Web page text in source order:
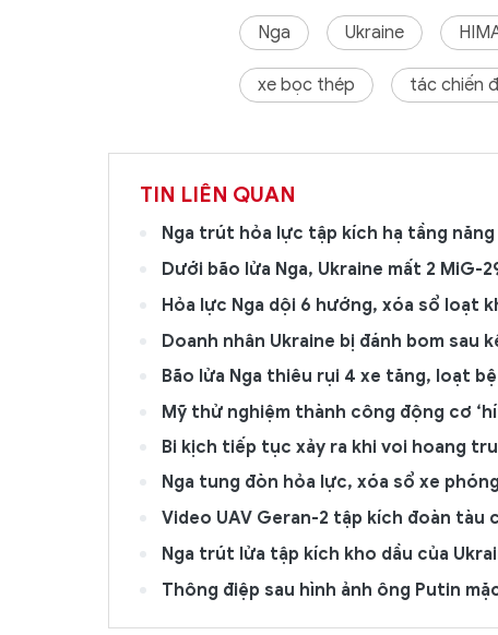
Nga Ukraine
xe bọc thép tác chiến
TIN LIÊN QUAN
Nga trút hỏa lực tập kích hạ tầng
Dưới bão lửa Nga, Ukraine mất 2 MiG-
Hỏa lực Nga dội 6 hướng, xóa sổ loạt
Doanh nhân Ukraine bị đánh bom sau
Bão lửa Nga thiêu rụi 4 xe tăng, loạt
Mỹ thử nghiệm thành công động cơ
Bi kịch tiếp tục xảy ra khi voi hoang
Nga tung đòn hỏa lực, xóa sổ xe
Video UAV Geran-2 tập kích đoàn tàu
Nga trút lửa tập kích kho dầu của
Thông điệp sau hình ảnh ông Putin